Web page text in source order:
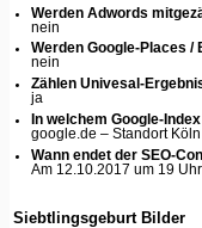
Werden Adwords
nein
Werden Google-Places /
nein
Zählen Univesal-
ja
In welchem Google-
google.de – Standort
Wann endet der SEO-
Am 12.10.2017 um 19
Siebtlingsgeburt Bilder